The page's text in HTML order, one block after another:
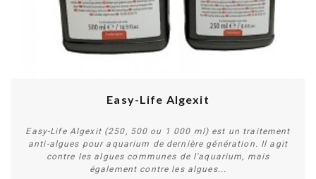
Easy-Life Algexit
Easy-Life Algexit (250, 500 ou 1 000 ml) est un traitement
anti-algues pour aquarium de dernière génération. Il agit
contre les algues communes de l'aquarium, mais
également contre les algues...